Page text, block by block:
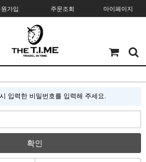
원가입 주문조회 마이페이지
입력한 비밀번호를 입력해 주세요.
확인